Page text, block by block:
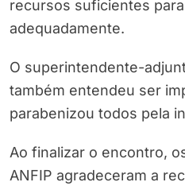
recursos suficientes
adequadamente.
O superintendente-
também entendeu ser
parabenizou todos pela
Ao finalizar o encontro,
ANFIP agradeceram a